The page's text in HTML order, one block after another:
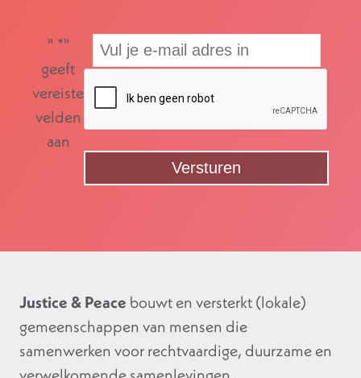
" *"
geeft
vereiste
velden
aan
Justice & Peace bouwt en versterkt (lokale)
gemeenschappen van mensen die
samenwerken voor rechtvaardige, duurzame en